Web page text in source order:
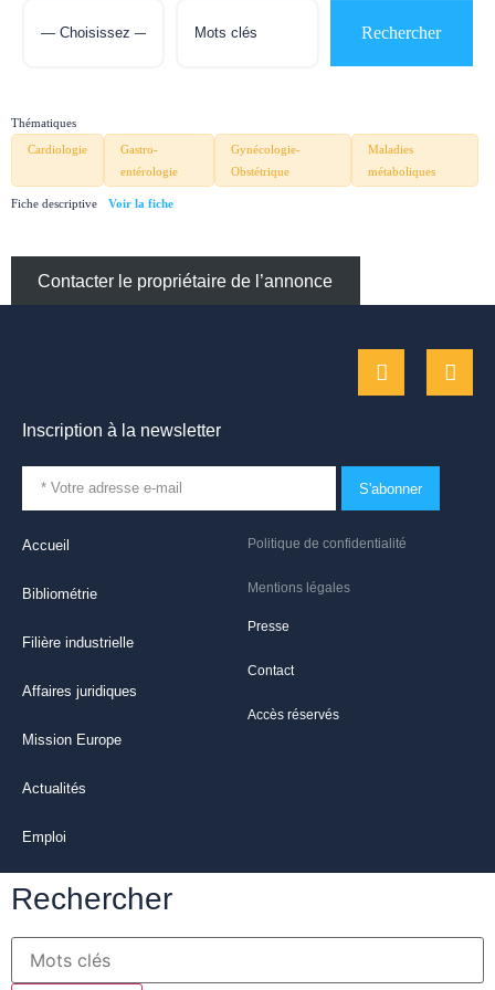
Thématiques
Cardiologie
Gastro-
entérologie
Gynécologie-
Obstétrique
Maladies
métaboliques
Fiche descriptive
Contacter le propriétaire de l’annonce
Politique de confidentialité
Mentions légales
Presse
Contact
Accès réservés
Accueil
Bibliométrie
Filière industrielle
Affaires juridiques
Mission Europe
Actualités
Emploi
Inscription à la newsletter
S'abonner
Rechercher